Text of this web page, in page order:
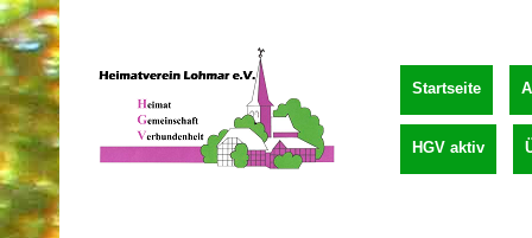
Startseite
HGV aktiv